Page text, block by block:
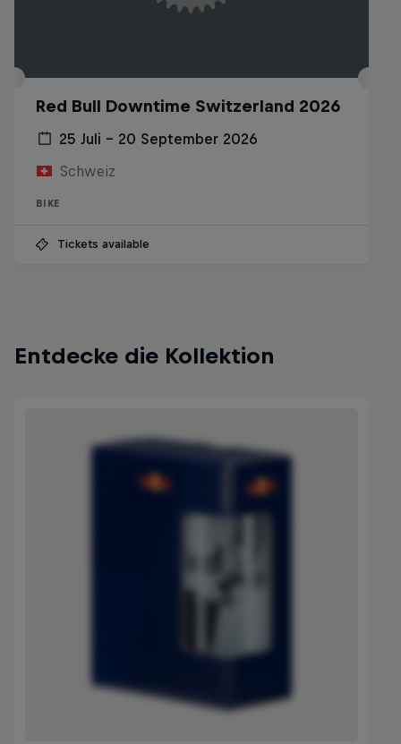
Red Bull Downtime Switzerland 2026
25 Juli – 20 September 2026
Schweiz
BIKE
Tickets available
Entdecke die Kollektion